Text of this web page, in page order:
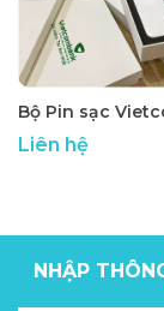
Bộ Pin sạc
Liên hệ
NHẬP